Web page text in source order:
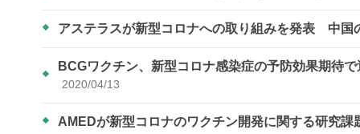
アステラスが新型コロナへの取り組みを発表 中国
BCGワクチン、新型コロナ感染症の予防効果期待
2020/04/13
AMEDが新型コロナのワクチン開発に関する研究課